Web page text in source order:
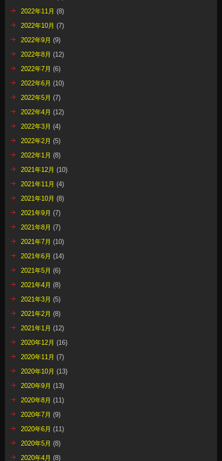
2022年11月 (8)
2022年10月 (7)
2022年9月 (9)
2022年8月 (12)
2022年7月 (6)
2022年6月 (10)
2022年5月 (7)
2022年4月 (12)
2022年3月 (4)
2022年2月 (5)
2022年1月 (8)
2021年12月 (10)
2021年11月 (4)
2021年10月 (8)
2021年9月 (7)
2021年8月 (7)
2021年7月 (10)
2021年6月 (14)
2021年5月 (6)
2021年4月 (8)
2021年3月 (5)
2021年2月 (8)
2021年1月 (12)
2020年12月 (16)
2020年11月 (7)
2020年10月 (13)
2020年9月 (13)
2020年8月 (11)
2020年7月 (9)
2020年6月 (11)
2020年5月 (8)
2020年4月 (8)